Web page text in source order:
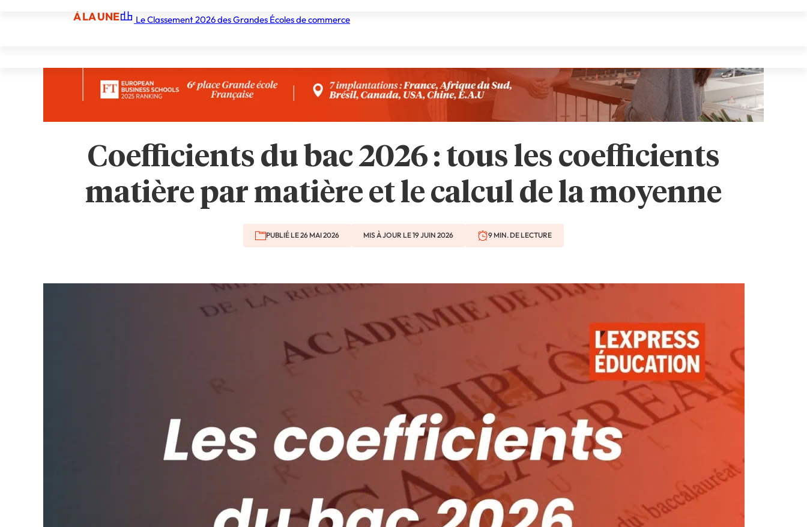
À LA UNE Le Classement 2026 des Grandes Écoles de commerce
Coefficients du bac 2026 : tous les coefficients
matière par matière et le calcul de la moyenne
PUBLIÉ LE 26 MAI 2026 MIS À JOUR LE 19 JUIN 2026 9 MIN. DE LECTURE